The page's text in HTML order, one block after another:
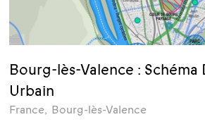
Bourg-lès-Valence :
Urbain
France, Bourg-lès-Valence